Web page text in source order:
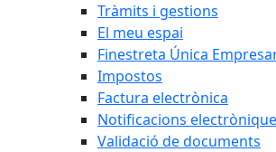
Tràmits i gestions
El meu espai
Finestreta Única
Impostos
Factura electrònica
Notificacions
Validació de documents